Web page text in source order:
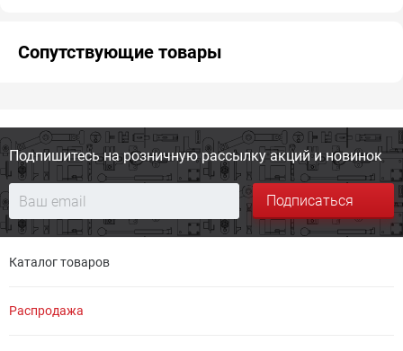
Сопутствующие товары
Подпишитесь на розничную рассылку акций и новинок
Подписаться
Каталог товаров
Распродажа